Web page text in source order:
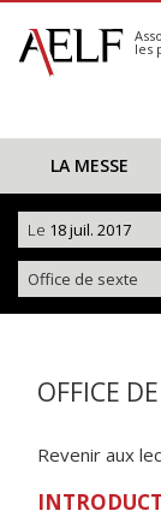
S'abonner
Calendrier
les
LA MESSE
Le 18 juil. 2017
Office de sexte
OFFICE
Revenir aux